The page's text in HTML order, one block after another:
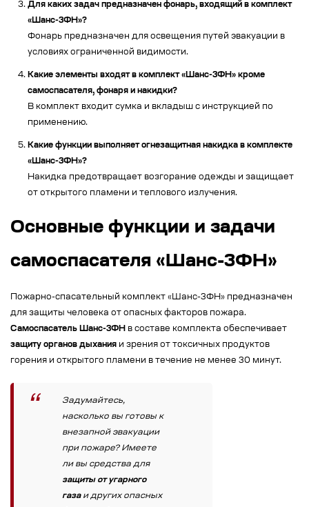
Для каких задач предназначен фонарь, входящий в комплект
«Шанс-3ФН»?
Фонарь предназначен для освещения путей эвакуации в
условиях ограниченной видимости.
Какие элементы входят в комплект «Шанс-3ФН» кроме
самоспасателя, фонаря и накидки?
В комплект входит сумка и вкладыш с инструкцией по
применению.
Какие функции выполняет огнезащитная накидка в комплекте
«Шанс-3ФН»?
Накидка предотвращает возгорание одежды и защищает
от открытого пламени и теплового излучения.
Основные функции и задачи
самоспасателя «Шанс-3ФН»
Пожарно-спасательный комплект «Шанс-3ФН» предназначен
для защиты человека от опасных факторов пожара.
Самоспасатель Шанс-3ФН в составе комплекта обеспечивает
защиту органов дыхания и зрения от токсичных продуктов
горения и открытого пламени в течение не менее 30 минут.
Задумайтесь,
насколько вы готовы к
внезапной эвакуации
при пожаре? Имеете
ли вы средства для
защиты от угарного
газаи других опасных